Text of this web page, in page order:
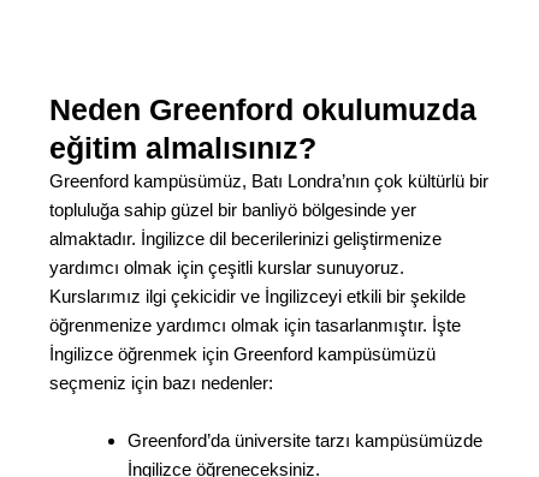
Neden Greenford okulumuzda
eğitim almalısınız?
Greenford kampüsümüz, Batı Londra’nın çok kültürlü bir
topluluğa sahip güzel bir banliyö bölgesinde yer
almaktadır. İngilizce dil becerilerinizi geliştirmenize
yardımcı olmak için çeşitli kurslar sunuyoruz.
Kurslarımız ilgi çekicidir ve İngilizceyi etkili bir şekilde
öğrenmenize yardımcı olmak için tasarlanmıştır. İşte
İngilizce öğrenmek için Greenford kampüsümüzü
seçmeniz için bazı nedenler:
Greenford’da üniversite tarzı kampüsümüzde
İngilizce öğreneceksiniz.